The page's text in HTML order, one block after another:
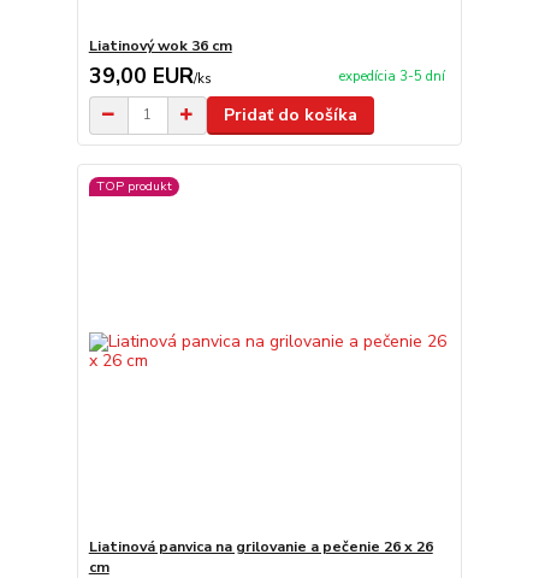
Liatinový wok 36 cm
39,00 EUR/ks expedícia 3-5 dní
Pridať do košíka
TOP produkt
Liatinová panvica na grilovanie a pečenie 26 x 26
cm